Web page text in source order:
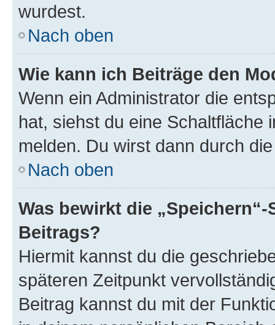
wurdest.
Nach oben
Wie kann ich Beiträge den
Wenn ein Administrator die
hat, siehst du eine Schaltfläche
melden. Du wirst dann durch
Nach oben
Was bewirkt die
Beitrags?
Hiermit kannst du die
späteren Zeitpunkt
Beitrag kannst du mit der